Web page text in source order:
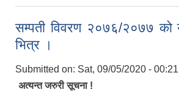
सम्पती विवरण २०७६/२०७७ को
भित्र ।
Submitted on: Sat, 09/05/2020 - 00:21
अत्यन्त जरुरी सूचना !